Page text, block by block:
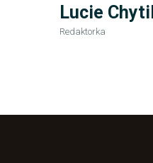
Lucie
Redaktorka